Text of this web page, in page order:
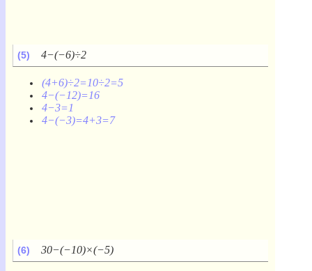
(5) 4−(−6)÷2
(4+6)÷2=10÷2=5
4−(−12)=16
4−3=1
4−(−3)=4+3=7
(6) 30−(−10)×(−5)